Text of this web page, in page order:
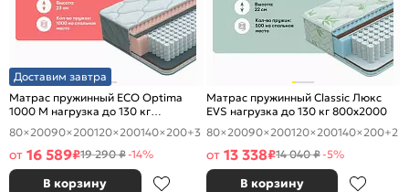
Доставим завтра
Матрас пружинный ECO Optima
1000 M нагрузка до 130 кг
800x2000
80×20090×200120×200140×200+3
от 16 589₽19 290 ₽-14%
В корзину
Матрас пружинный Classic Люкс
EVS нагрузка до 130 кг 800x2000
80×20090×200120×200140×200+2
от 13 338₽14 040 ₽-5%
В корзину